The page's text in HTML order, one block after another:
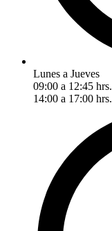
Lunes a Jueves
09:00 a 12:45 hrs.
14:00 a 17:00 hrs.